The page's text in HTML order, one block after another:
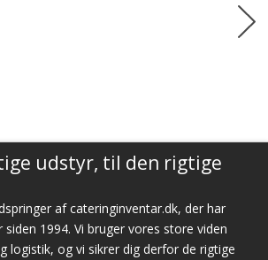
udstyr, til den rigtige
af cateringinventar.dk, der har
1994. Vi bruger vores store viden
logistik, og vi sikrer dig derfor de rigtige